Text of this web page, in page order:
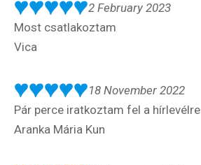
2 February 2023
Most csatlakoztam
Vica
18 November 2022
Pár perce iratkoztam fel a hírlevélre
Aranka Mária Kun